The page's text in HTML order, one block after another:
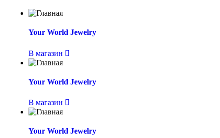
Your World Jewelry
В магазин
Your World Jewelry
В магазин
Your World Jewelry